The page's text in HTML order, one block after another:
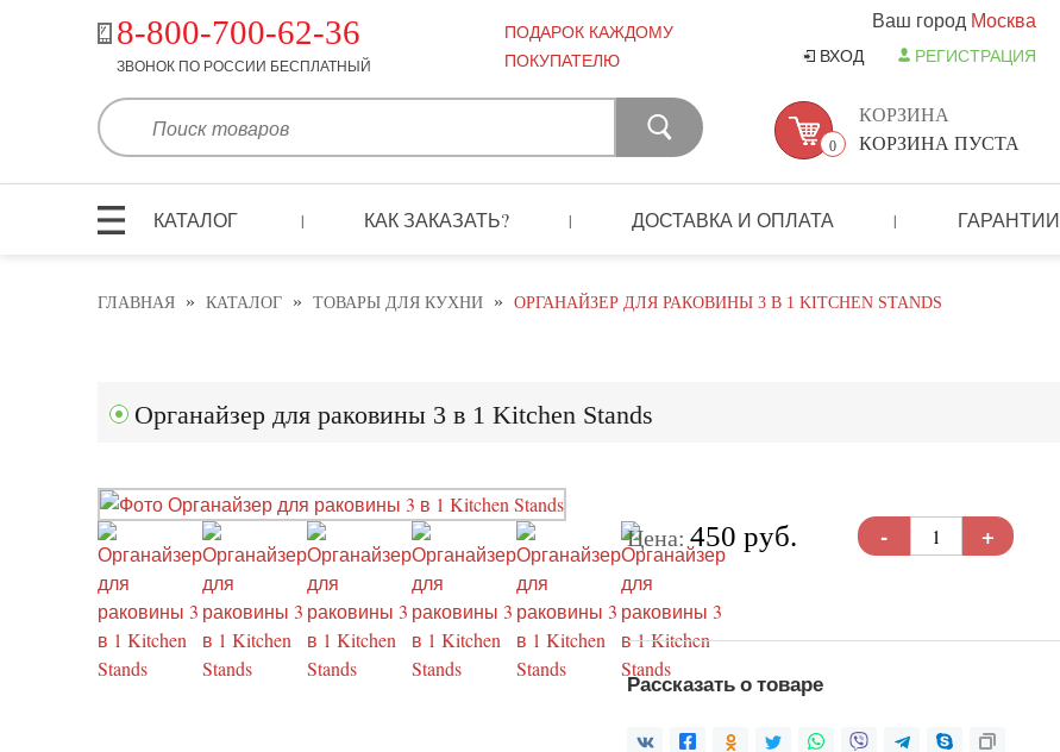
8-800-700-62-36
ЗВОНОК ПО РОССИИ БЕСПЛАТНЫЙ
ПОДАРОК КАЖДОМУ
ПОКУПАТЕЛЮ
Ваш город Москва
ВХОД РЕГИСТРАЦИЯ
0
КОРЗИНА
КОРЗИНА ПУСТА
КАТАЛОГ | КАК ЗАКАЗАТЬ? | ДОСТАВКА И ОПЛАТА | ГАРАНТИИ
ГЛАВНАЯ » КАТАЛОГ » ТОВАРЫ ДЛЯ КУХНИ » ОРГАНАЙЗЕР ДЛЯ РАКОВИНЫ 3 В 1 KITCHEN STANDS
Органайзер для раковины 3 в 1 Kitchen Stands
Цена: 450 руб. - +
Рассказать о товаре